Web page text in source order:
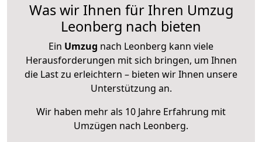
Was wir Ihnen für Ihren Umzug
Leonberg nach bieten
Ein Umzug nach Leonberg kann viele
Herausforderungen mit sich bringen, um Ihnen
die Last zu erleichtern – bieten wir Ihnen unsere
Unterstützung an.
Wir haben mehr als 10 Jahre Erfahrung mit
Umzügen nach Leonberg.